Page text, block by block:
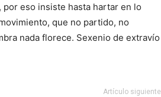
eso insiste hasta hartar en lo
que no partido, no
nada florece. Sexenio de extravío
Artículo siguiente